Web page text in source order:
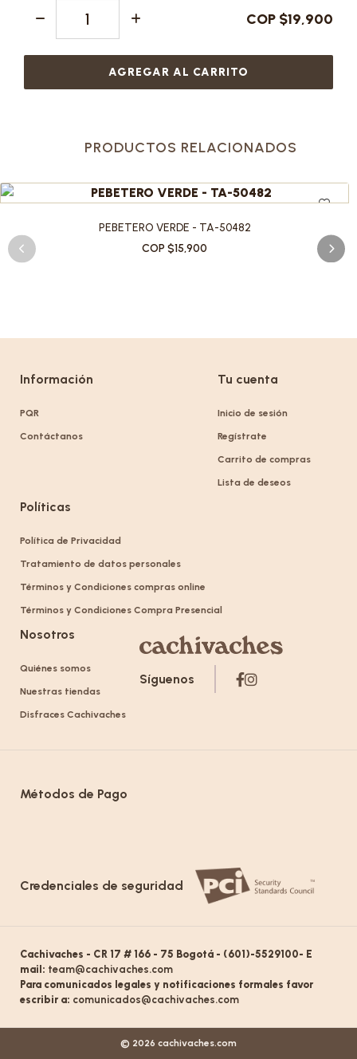
COP $19,900
AGREGAR AL CARRITO
PRODUCTOS RELACIONADOS
PEBETERO VERDE - TA-50482
COP $15,900
Información
PQR
Contáctanos
Tu cuenta
Inicio de sesión
Regístrate
Carrito de compras
Lista de deseos
Políticas
Política de Privacidad
Tratamiento de datos personales
Términos y Condiciones compras online
Términos y Condiciones Compra Presencial
Nosotros
Quiénes somos
Nuestras tiendas
Disfraces Cachivaches
Síguenos
Métodos de Pago
Credenciales de seguridad
Cachivaches - CR 17 # 166 - 75 Bogotá - (601)-5529100- E
mail: team@cachivaches.com
Para comunicados legales y notificaciones formales favor
escribir a: comunicados@cachivaches.com
© 2026 cachivaches.com